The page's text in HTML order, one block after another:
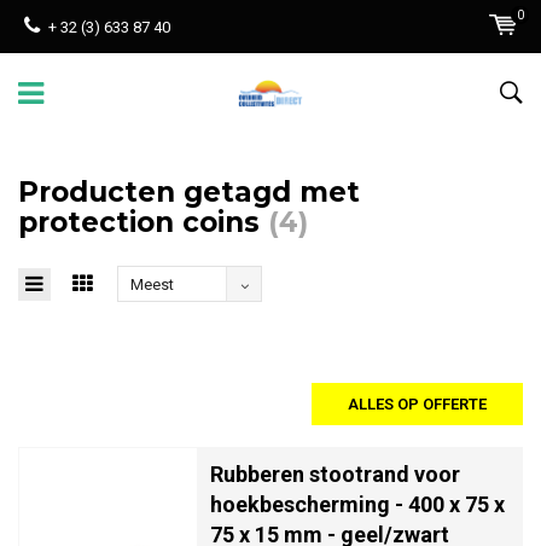
+ 32 (3) 633 87 40
0
Producten getagd met
protection coins (4)
Meest
ALLES OP OFFERTE
Rubberen stootrand voor
hoekbescherming - 400 x 75 x
75 x 15 mm - geel/zwart